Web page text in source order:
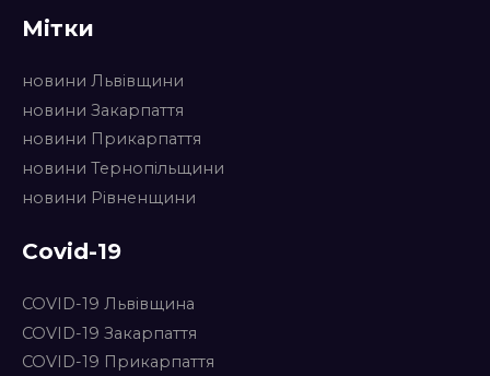
Мітки
новини Львівщини
новини Закарпаття
новини Прикарпаття
новини Тернопільщини
новини Рівненщини
Covid-19
COVID-19 Львівщина
COVID-19 Закарпаття
COVID-19 Прикарпаття